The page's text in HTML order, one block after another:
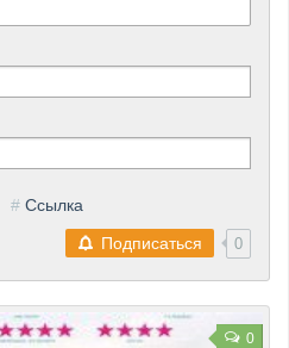
# Ссылка
Подписаться
0
0